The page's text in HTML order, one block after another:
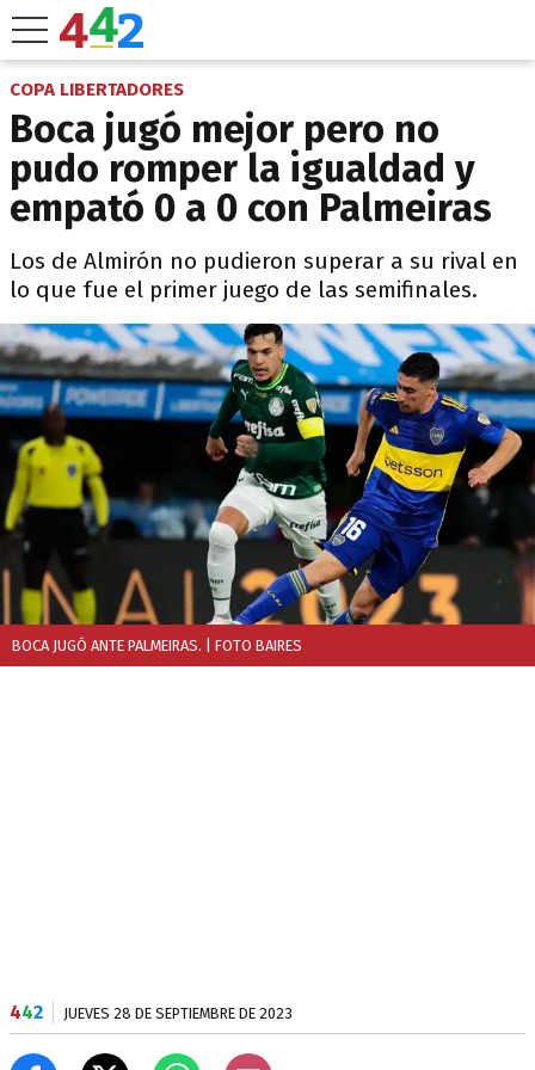
COPA LIBERTADORES
Boca jugó mejor pero no
pudo romper la igualdad y
empató 0 a 0 con Palmeiras
Los de Almirón no pudieron superar a su rival en
lo que fue el primer juego de las semifinales.
BOCA JUGÓ ANTE PALMEIRAS. | FOTO BAIRES
442 JUEVES 28 DE SEPTIEMBRE DE 2023